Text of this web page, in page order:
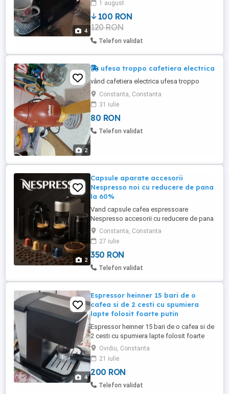
4
normale
1 august
100 RON
120 RON
Telefon validat
2
ufesa troppo cafetiera electrica
vând cafetiera electrica ufesa troppo
Constanta, Constanta
31 iulie
80 RON
Telefon validat
2
Capsule aparate accesorii
Nespresso noi cu reducere de pana
la 60%
Vand capsule cafea espressoare
Nespresso accesorii cu reducere de pana
la 60%. Orice aparat si orice tip de cafea,
vor veni direct livrate de nespresso. Totul
este nou.
Constanta, Constanta
27 iulie
350 RON
Telefon validat
4
Espressor heinner 15 bari de o
cafea si de 2 cesti cu spumiera
lapte folosit foarte putin
Espressor heinner 15 bari de o cafea si de
2 cesti cu spumiera lapte folosit foarte
putinOvidiu, Constanta
21 iulie
200 RON
Telefon validat